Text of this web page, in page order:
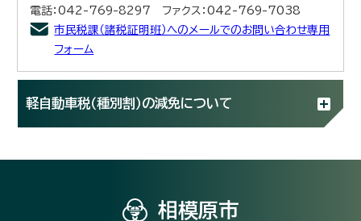
電話：042-769-8297 ファクス：042-769-7038
市民税課（諸税証明班）へのメールでのお問い合わせ専用
フォーム
軽自動車税（種別割）の減免について
相模原市